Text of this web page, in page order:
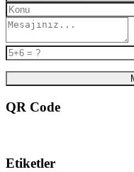
QR Code
Etiketler